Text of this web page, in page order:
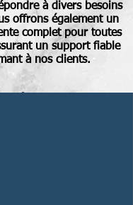
à divers besoins
offrons également un
complet pour toutes
un support fiable
à nos clients.